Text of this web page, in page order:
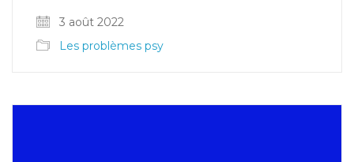
3 août 2022
Les problèmes psy